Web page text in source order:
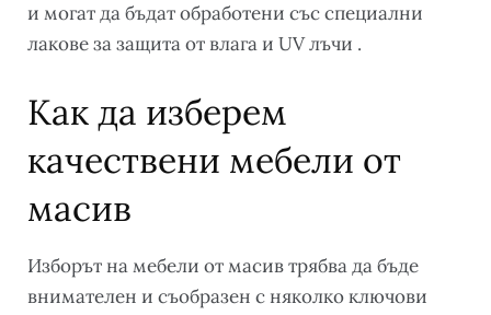
и могат да бъдат обработени със специални
лакове за защита от влага и UV лъчи .
Как да изберем
качествени мебели от
масив
Изборът на мебели от масив трябва да бъде
внимателен и съобразен с няколко ключови